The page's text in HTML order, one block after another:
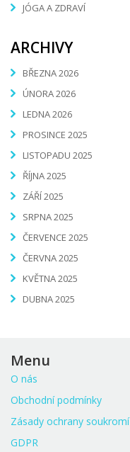
JÓGA A ZDRAVÍ
ARCHIVY
BŘEZNA 2026
ÚNORA 2026
LEDNA 2026
PROSINCE 2025
LISTOPADU 2025
ŘÍJNA 2025
ZÁŘÍ 2025
SRPNA 2025
ČERVENCE 2025
ČERVNA 2025
KVĚTNA 2025
DUBNA 2025
Menu
O nás
Obchodní podmínky
Zásady ochrany soukromí
GDPR